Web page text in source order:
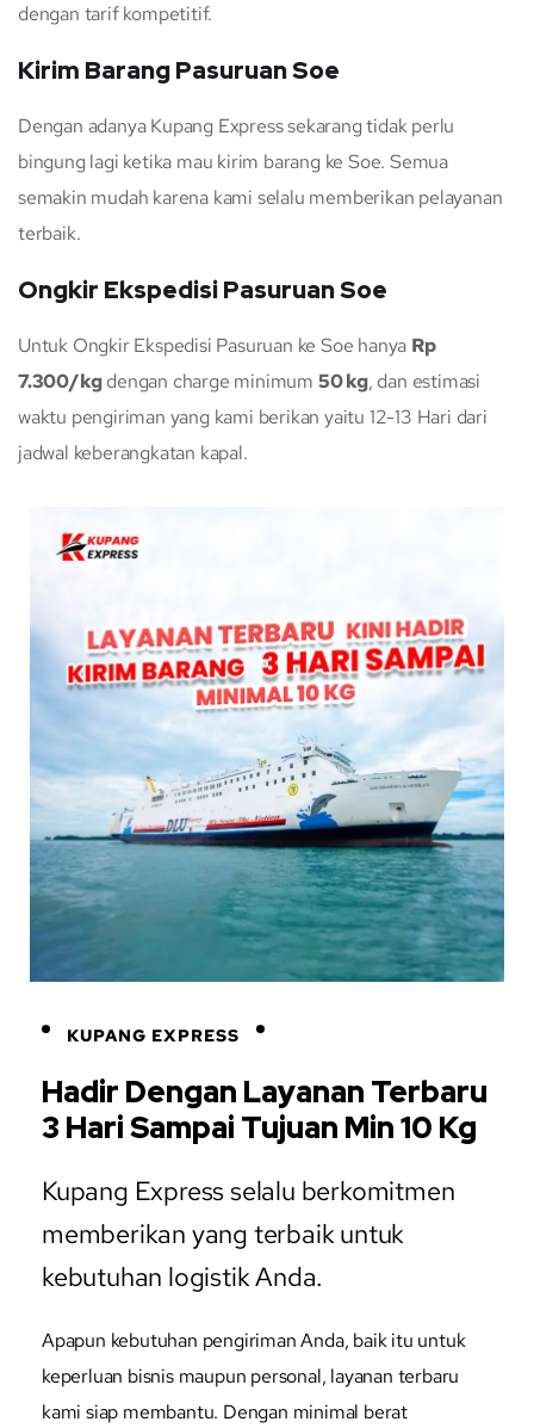
dengan tarif kompetitif.
Kirim Barang Pasuruan Soe
Dengan adanya Kupang Express sekarang tidak perlu
bingung lagi ketika mau kirim barang ke Soe. Semua
semakin mudah karena kami selalu memberikan pelayanan
terbaik.
Ongkir Ekspedisi Pasuruan Soe
Untuk Ongkir Ekspedisi Pasuruan ke Soe hanya Rp
7.300/kgdengan charge minimum 50 kg, dan estimasi
waktu pengiriman yang kami berikan yaitu 12-13 Hari dari
jadwal keberangkatan kapal.
KUPANG EXPRESS
Hadir Dengan Layanan Terbaru
3 Hari Sampai Tujuan Min 10 Kg
Kupang Express selalu berkomitmen
memberikan yang terbaik untuk
kebutuhan logistik Anda.
Apapun kebutuhan pengiriman Anda, baik itu untuk
keperluan bisnis maupun personal, layanan terbaru
kami siap membantu. Dengan minimal berat